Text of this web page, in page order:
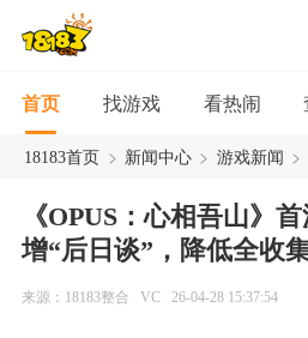
首页 找游戏 看热闹
18183首页 > 新闻中心 > 游戏新闻 >
《OPUS：心相吾山》
增“后日谈”，降低全收
来源：18183整合 VC 26-04-28 15:37:54